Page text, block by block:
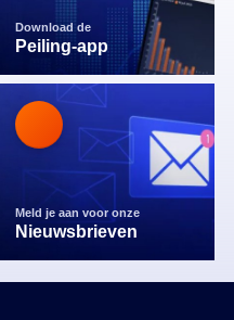
Download de
Peiling-app
Meld je aan voor onze
Nieuwsbrieven